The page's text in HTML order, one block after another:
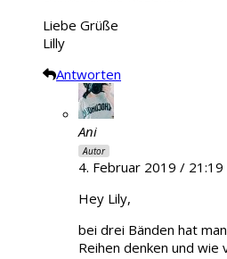
Liebe Grüße
Lilly
Antworten
Ani
Autor
4. Februar 2019 / 21:19
Hey Lily,
bei drei Bänden hat
Reihen denken und wie